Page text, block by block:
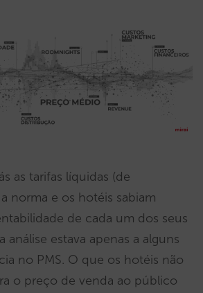
as tarifas líquidas (de
norma e os hotéis sabiam
de cada um dos seus
análise estava apenas a alguns
no PMS. O que os hotéis não
o preço de venda ao público